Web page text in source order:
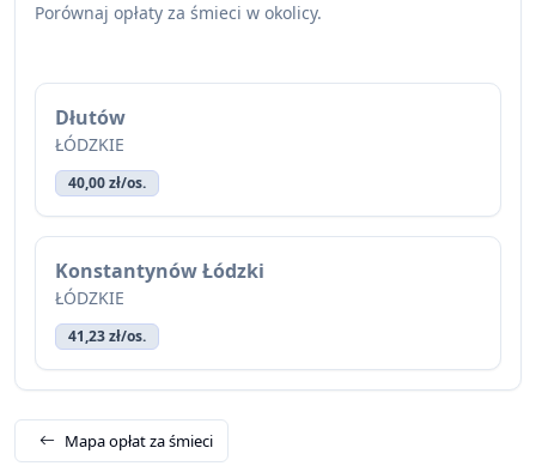
Porównaj opłaty za śmieci w okolicy.
Dłutów
ŁÓDZKIE
40,00 zł/os.
Konstantynów Łódzki
ŁÓDZKIE
41,23 zł/os.
Mapa opłat za śmieci